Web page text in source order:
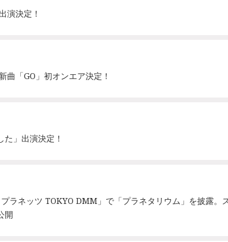
演決定！
曲「GO」初オンエア決定！
」出演決定！
ラネッツ TOKYO DMM」で「プラネタリウム」を披露。
開